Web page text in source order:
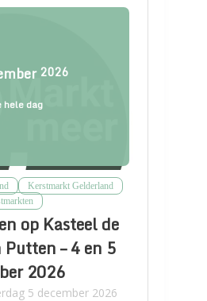
2026
hele dag
Kerstmarkt Gelderland
op Kasteel de
– 4 en 5
2026
5 december 2026